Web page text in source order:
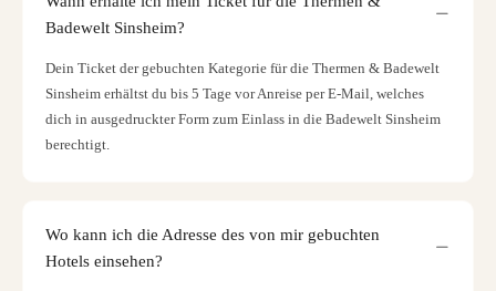
Badewelt Sinsheim?
Dein Ticket der gebuchten Kategorie für die Thermen & Badewelt
Sinsheim erhältst du bis 5 Tage vor Anreise per E-Mail, welches
dich in ausgedruckter Form zum Einlass in die Badewelt Sinsheim
berechtigt.
Wo kann ich die Adresse des von mir gebuchten
Hotels einsehen?